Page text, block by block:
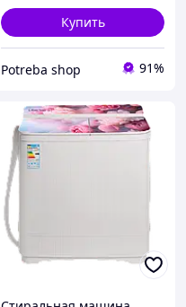
Купить
Potreba shop 91%